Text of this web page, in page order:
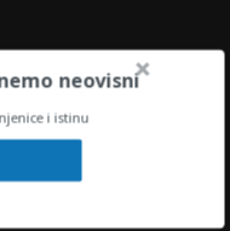
: KAMO IDU HRVATSKAI
neovisni
i istinu